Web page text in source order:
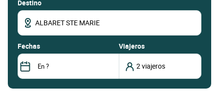
Destino
fechas Viajeros